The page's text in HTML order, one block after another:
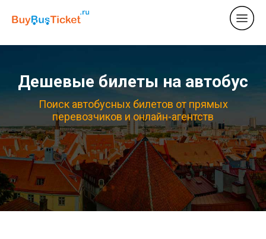
Дешевые билеты на автобус
Поиск автобусных билетов от прямых
перевозчиков и онлайн-агентств